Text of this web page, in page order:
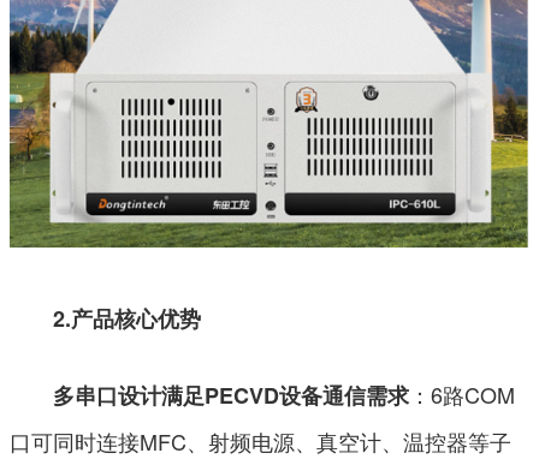
2.产品核心优势
多串口设计满足PECVD设备通信需求 ：6路COM
口可同时连接MFC、射频电源、真空计、温控器等子